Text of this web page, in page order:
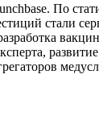
По
стали